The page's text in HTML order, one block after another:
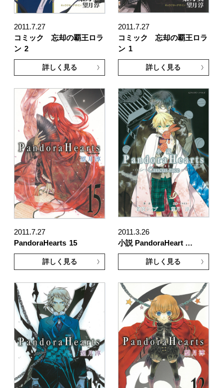
2011.7.27
コミック 忘却の覇王ロラ
ン 2
詳しく見る
2011.7.27
コミック 忘却の覇王ロラ
ン 1
詳しく見る
2011.7.27
PandoraHearts 15
詳しく見る
2011.3.26
小説 PandoraHeart …
詳しく見る